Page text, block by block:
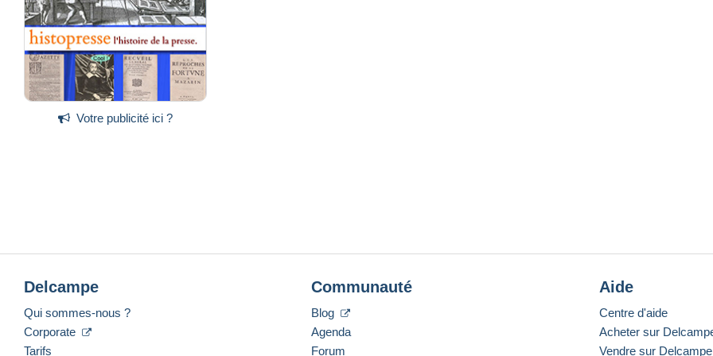
Votre publicité ici ?
Delcampe
Qui sommes-nous ?
Corporate
Tarifs
Communauté
Blog
Agenda
Forum
Aide
Centre d'aide
Acheter sur
Vendre sur Delcampe